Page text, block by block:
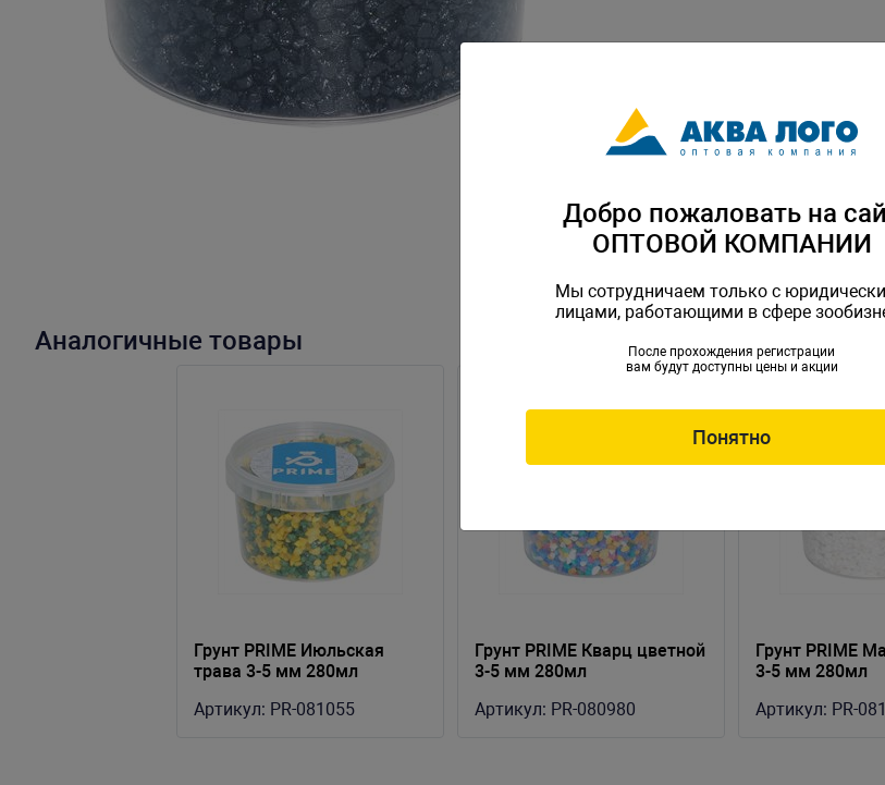
Аналогичные товары
Грунт PRIME Июльская
трава 3-5 мм 280мл
Артикул: PR-081055
Грунт PRIME Кварц цветной
3-5 мм 280мл
Артикул: PR-080980
Грунт PRIME
3-5 мм 280мл
Артикул: PR-
Добро пожаловать на
ОПТОВОЙ КОМПАНИИ
Мы сотрудничаем только с
лицами, работающими в сфере
После прохождения регистрации
вам будут доступны цены и акции
Понятно